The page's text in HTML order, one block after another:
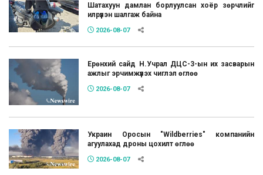
Шатахуун дамлан борлуулсан хоёр зөрчлийг
илрүүлэн шалгаж байна
2026-08-07
Ерөнхий сайд Н.Учрал ДЦС-3-ын их засварын
ажлыг эрчимжүүлэх чиглэл өглөө
2026-08-07
Украин Оросын "Wildberries" компанийн
агуулахад дроны цохилт өглөө
2026-08-07